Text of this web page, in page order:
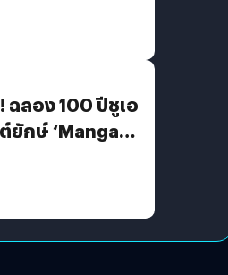
ฉลอง 100 ปีชูเอ
ยักษ์ ‘Manga